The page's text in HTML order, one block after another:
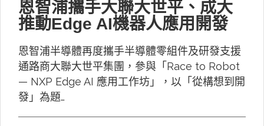
恩智浦攜手大聯大世平、成大
推動Edge AI機器人應用開發
恩智浦半導體再度攜手半導體零組件及研發支援
通路商大聯大世平集團，參與「Race to Robot
— NXP Edge AI 應用工作坊」，以「從構想到開
發」為題…